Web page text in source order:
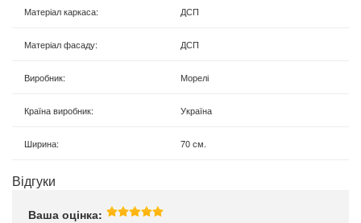
Матеріал каркаса: ДСП
Матеріал фасаду: ДСП
Виробник: Морелі
Країна виробник: Україна
Ширина: 70 см.
Відгуки
Ваша оцінка: